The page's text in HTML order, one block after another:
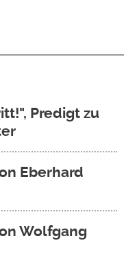
Predigt zu
Eberhard
Wolfgang